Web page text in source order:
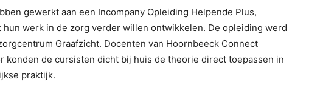
gewerkt aan een Incompany Opleiding Helpende Plus,
werk in de zorg verder willen ontwikkelen. De opleiding werd
Graafzicht. Docenten van Hoornbeeck Connect
konden de cursisten dicht bij huis de theorie direct toepassen in
praktijk.